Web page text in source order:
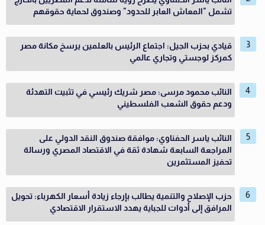
تشمل "المعاش العابر للحدود" وصندوق لحماية حقوقهم
قيادي بحزب الجيل: اجتماع الرئيس بالعلمين يرسخ مكانة مصر
كمركز لوجستي وتجاري عالمي
النائب محمود مرسى: مصر شريك رئيسي في تثبيت التهدئة
ودعم حقوق الشعب الفلسطيني
النائب ياسر الحفناوي: موافقة صندوق النقد الدولي على
المراجعة السابعة شهادة ثقة في الاقتصاد المصري ورسالة
تحفيز المستثمرين
حزب الإصلاح والتنمية يطالب بإرجاء زيادة أسعار الكهرباء: تحويل
المرافق إلى أدوات للجباية يهدد الاستقرار الاقتصادي